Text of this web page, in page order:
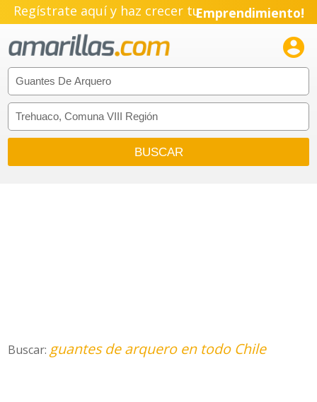
Regístrate aquí y haz crecer tuEmprendimiento!

Buscar: guantes de arquero en todo Chile